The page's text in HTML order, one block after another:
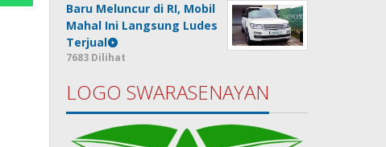
Baru Meluncur di RI, Mobil
Mahal Ini Langsung Ludes
Terjual
7683 Dilihat
LOGO SWARASENAYAN